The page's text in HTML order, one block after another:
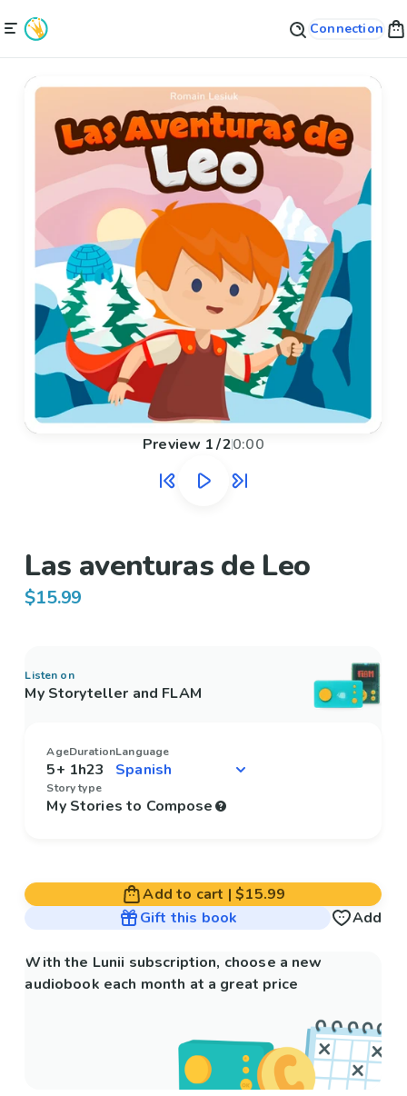
Connection
Preview 1/20:00
Las aventuras de Leo
$15.99
Listen on
My Storyteller and FLAM
Age
5+
Duration
1h23
Language
Story type
My Stories to Compose
Add to cart |$15.99
Gift this book
Add
With the Lunii subscription, choose a new
audiobook each month at a great price